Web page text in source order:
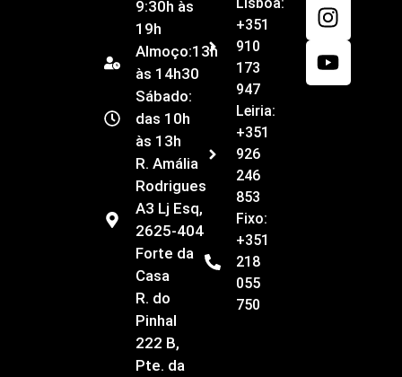
9:30h às
19h
Almoço:13h
às 14h30
Sábado:
das 10h
às 13h
R. Amália
Rodrigues
A3 Lj Esq,
2625-404
Forte da
Casa
R. do
Pinhal
222 B,
Pte. da
+351
910
173
947
Leiria:
+351
926
246
853
Fixo:
+351
218
055
750